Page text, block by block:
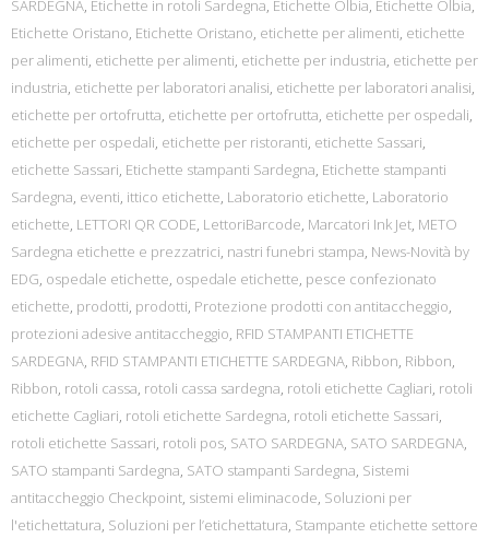
SARDEGNA, Etichette in rotoli Sardegna, Etichette Olbia, Etichette Olbia,
Etichette Oristano, Etichette Oristano, etichette per alimenti, etichette
per alimenti, etichette per alimenti, etichette per industria, etichette per
industria, etichette per laboratori analisi, etichette per laboratori analisi,
etichette per ortofrutta, etichette per ortofrutta, etichette per ospedali,
etichette per ospedali, etichette per ristoranti, etichette Sassari,
etichette Sassari, Etichette stampanti Sardegna, Etichette stampanti
Sardegna, eventi, ittico etichette, Laboratorio etichette, Laboratorio
etichette, LETTORI QR CODE, LettoriBarcode, Marcatori Ink Jet, METO
Sardegna etichette e prezzatrici, nastri funebri stampa, News-Novità by
EDG, ospedale etichette, ospedale etichette, pesce confezionato
etichette, prodotti, prodotti, Protezione prodotti con antitaccheggio,
protezioni adesive antitaccheggio, RFID STAMPANTI ETICHETTE
SARDEGNA, RFID STAMPANTI ETICHETTE SARDEGNA, Ribbon, Ribbon,
Ribbon, rotoli cassa, rotoli cassa sardegna, rotoli etichette Cagliari, rotoli
etichette Cagliari, rotoli etichette Sardegna, rotoli etichette Sassari,
rotoli etichette Sassari, rotoli pos, SATO SARDEGNA, SATO SARDEGNA,
SATO stampanti Sardegna, SATO stampanti Sardegna, Sistemi
antitaccheggio Checkpoint, sistemi eliminacode, Soluzioni per
l'etichettatura, Soluzioni per l’etichettatura, Stampante etichette settore